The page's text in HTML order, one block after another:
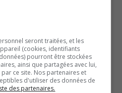
à plusieurs
seront traitées, et les
(cookies, identifiants
pourront être stockées
ainsi que partagées avec lui,
ce site. Nos partenaires et
d'utiliser des données de
des partenaires.